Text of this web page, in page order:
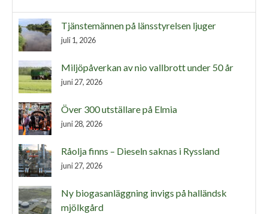
Tjänstemännen på länsstyrelsen ljuger
juli 1, 2026
Miljöpåverkan av nio vallbrott under 50 år
juni 27, 2026
Över 300 utställare på Elmia
juni 28, 2026
Råolja finns – Dieseln saknas i Ryssland
juni 27, 2026
Ny biogasanläggning invigs på halländsk
mjölkgård